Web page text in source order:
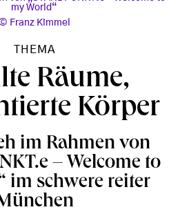
my World“
Franz Kimmel
THEMA
Räume,
Körper
im Rahmen von
– Welcome to
im schwere reiter